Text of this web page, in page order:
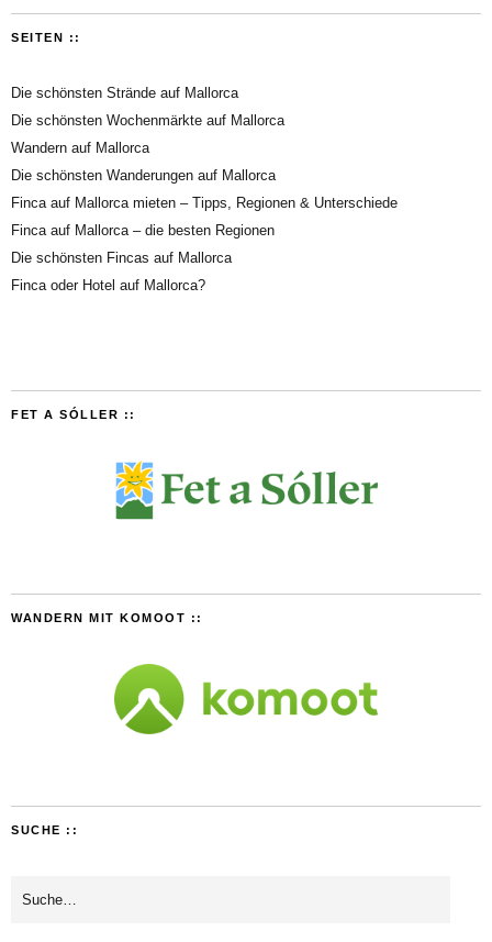
SEITEN ::
Die schönsten Strände auf Mallorca
Die schönsten Wochenmärkte auf Mallorca
Wandern auf Mallorca
Die schönsten Wanderungen auf Mallorca
Finca auf Mallorca mieten – Tipps, Regionen & Unterschiede
Finca auf Mallorca – die besten Regionen
Die schönsten Fincas auf Mallorca
Finca oder Hotel auf Mallorca?
FET A SÓLLER ::
WANDERN MIT KOMOOT ::
SUCHE ::